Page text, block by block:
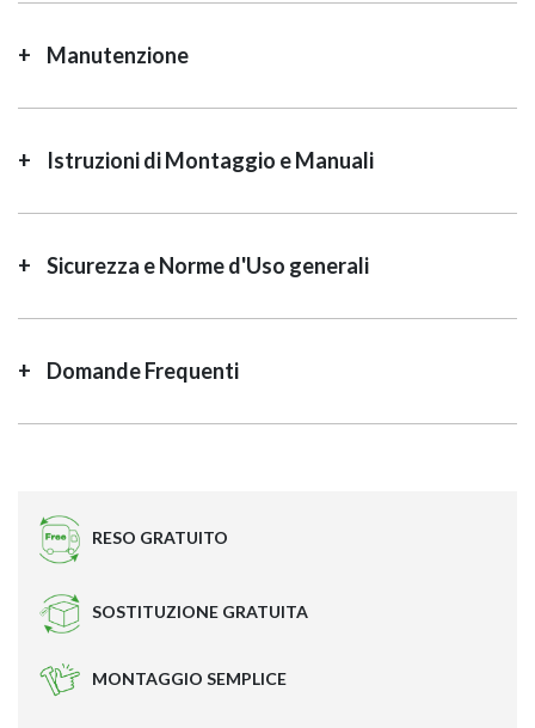
RESO GRATUITO
SOSTITUZIONE GRATUITA
MONTAGGIO SEMPLICE
Manutenzione
Istruzioni di Montaggio e Manuali
Sicurezza e Norme d'Uso generali
Domande Frequenti